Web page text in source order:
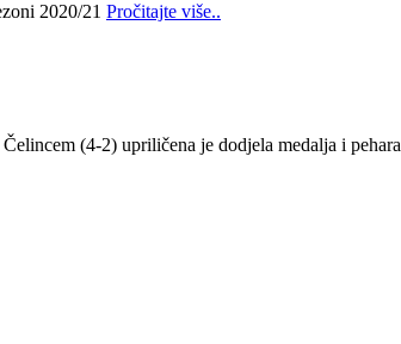
2020/21 Pročitajte više..
(4-2) upriličena je dodjela medalja i pehara